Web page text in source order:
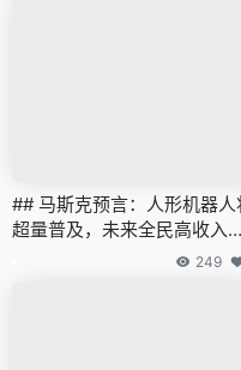
## 马斯克预言：人形机器人
超量普及，未来全民高收入有
249